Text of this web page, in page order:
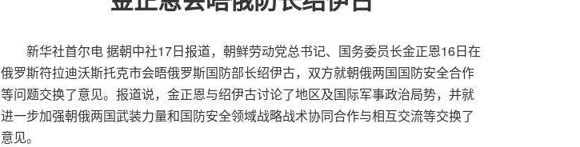
新华社首尔电 据朝中社17日报道，朝鲜劳动党总书记、国务委员长金正恩16日在
俄罗斯符拉迪沃斯托克市会晤俄罗斯国防部长绍伊古，双方就朝俄两国国防安全合作
等问题交换了意见。报道说，金正恩与绍伊古讨论了地区及国际军事政治局势，并就
进一步加强朝俄两国武装力量和国防安全领域战略战术协同合作与相互交流等交换了
意见。